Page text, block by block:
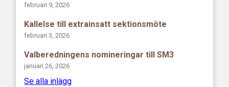
februari 9, 2026
Kallelse till extrainsatt sektionsmöte
februari 3, 2026
Valberedningens nomineringar till SM3
januari 26, 2026
Se alla inlägg